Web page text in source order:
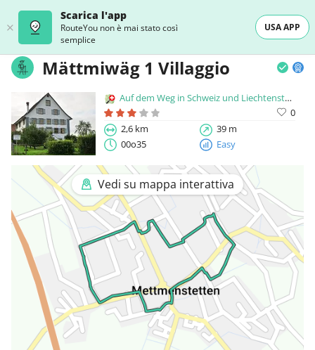
Scarica l'app
RouteYou non è mai stato così
semplice
USA APP
Mättmiwäg 1 Villaggio
Auf dem Weg in Schweiz und Liechtenstein
0
2,6 km
39 m
00o35
Easy
Vedi su mappa interattiva